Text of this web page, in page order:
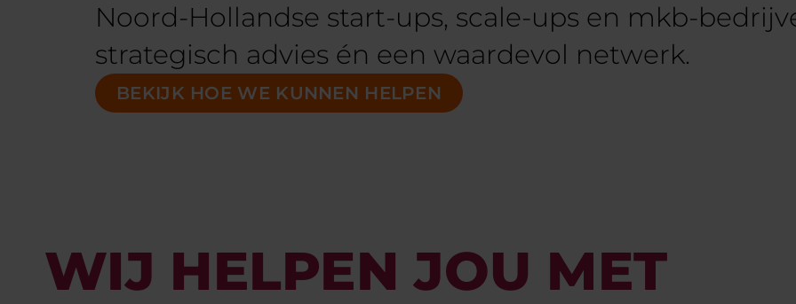
Noord-Hollandse start-ups, scale-ups en mkb-
strategisch advies én een waardevol netwerk.
BEKIJK HOE WE KUNNEN HELPEN
WIJ HELPEN JOU MET